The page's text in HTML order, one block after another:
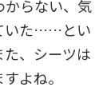
からない、気
いた……とい
、シーツは
よね。